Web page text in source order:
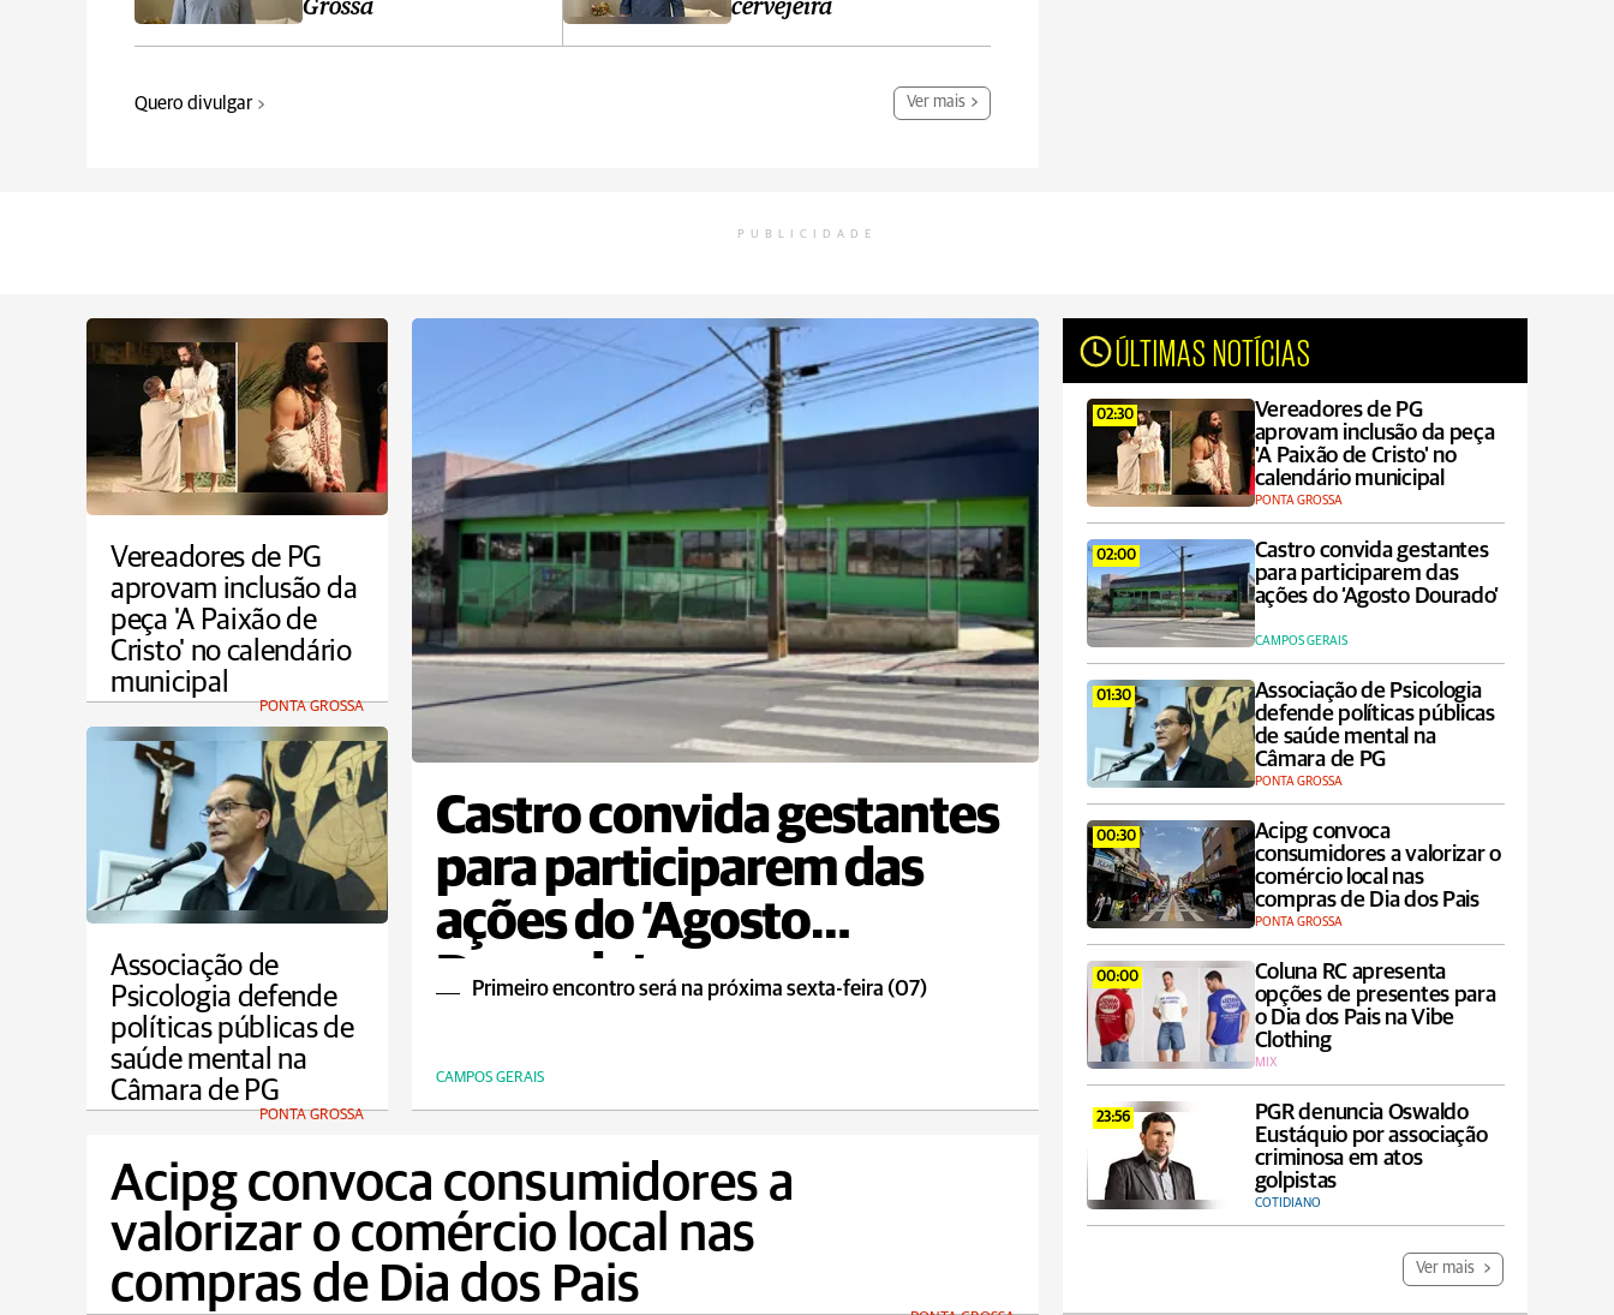
Grossa
cervejeira
Quero divulgar Ver mais
PUBLICIDADE
Vereadores de PG
aprovam inclusão da
peça 'A Paixão de
Cristo' no calendário
municipal
PONTA GROSSA
Castro convida gestantes
para participarem das
ações do ‘Agosto
Dourado’
Primeiro encontro será na próxima sexta-feira (07)
CAMPOS GERAIS
ÚLTIMAS NOTÍCIAS
02:30
Vereadores de PG
aprovam inclusão da peça
'A Paixão de Cristo' no
calendário municipal
PONTA GROSSA
02:00
Castro convida gestantes
para participarem das
ações do ‘Agosto Dourado’
CAMPOS GERAIS
01:30
Associação de Psicologia
defende políticas públicas
de saúde mental na
Câmara de PG
PONTA GROSSA
00:30
Acipg convoca
consumidores a valorizar o
comércio local nas
compras de Dia dos Pais
PONTA GROSSA
00:00
Coluna RC apresenta
opções de presentes para
o Dia dos Pais na Vibe
Clothing
MIX
23:56
PGR denuncia Oswaldo
Eustáquio por associação
criminosa em atos
golpistas
COTIDIANO
Ver mais
Associação de
Psicologia defende
políticas públicas de
saúde mental na
Câmara de PG
PONTA GROSSA
Acipg convoca consumidores a
valorizar o comércio local nas
compras de Dia dos Pais